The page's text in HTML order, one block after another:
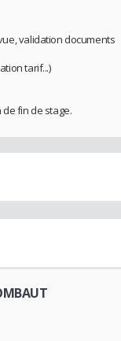
validation documents
tarif...)
fin de stage.